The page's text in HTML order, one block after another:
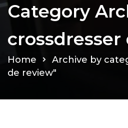
Category
Home
Archive by
de review"